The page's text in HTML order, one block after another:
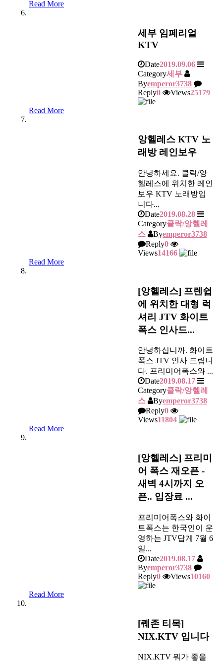
Read More
세부 임페리얼
KTV
Date2019.09.06
Category세부
Byemperor3738
Reply0 Views25179
Read More
앙헬레스 KTV 노
래방 레인보우
안녕하세요. 클락/앙
헬레스에 위치한 레인
보우 KTV 노래방입
니다...
Date2019.08.28
Category클락/앙헬레
스
Byemperor3738
Reply0
Views14166
Read More
[앙헬레스] 프렌쉽
에 위치한 대형 럭
셔리 JTV 화이트
폭스 인사드...
안녕하십니까. 화이트
폭스 JTV 인사 드립니
다. 프리미어폭스와 ...
Date2019.08.17
Category클락/앙헬레
스
Byemperor3738
Reply0
Views11804
Read More
[앙헬레스] 프리미
어 폭스 재오픈 -
새벽 4시까지 오
픈.. 입장료 ...
프리미어폭스와 화이
트폭스는 한국인이 운
영하는 JTV답게 7월 6
일...
Date2019.08.17
Byemperor3738
Reply0 Views10160
Read More
[퀘존 티목]
NIX.KTV 입니다
NIX.KTV 뭐가 좋을